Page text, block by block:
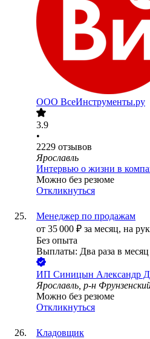
ООО ВсеИнструменты.ру
3.9
•
2229 отзывов
Ярославль
Интервью о жизни в
Можно без резюме
Откликнуться
Менеджер по продажам
от 35 000 ₽ за месяц, на
Без опыта
Выплаты: Два раза в месяц
ИП Синицын Александр
Ярославль, р-н
Можно без резюме
Откликнуться
Кладовщик